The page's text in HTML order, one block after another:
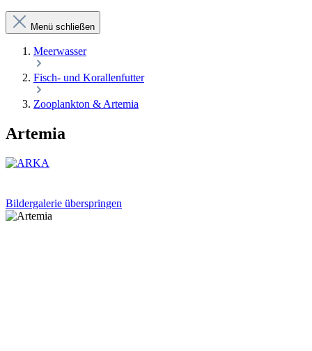
Menü schließen
Meerwasser
Fisch- und Korallenfutter
Zooplankton & Artemia
Artemia
Bildergalerie überspringen